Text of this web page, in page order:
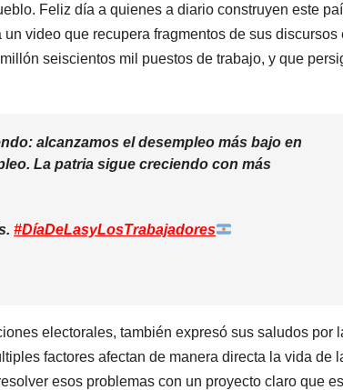
Feliz día a quienes a diario construyen este
video que recupera fragmentos de sus discursos
seiscientos mil puestos de trabajo, y que
alcanzamos el desempleo más bajo en
La patria sigue creciendo con más
#DíaDeLasyLosTrabajadores
electorales, también expresó sus saludos por
factores afectan de manera directa la vida de
esos problemas con un proyecto claro que
camiones
varados
Fernández
Sagasti, ahora